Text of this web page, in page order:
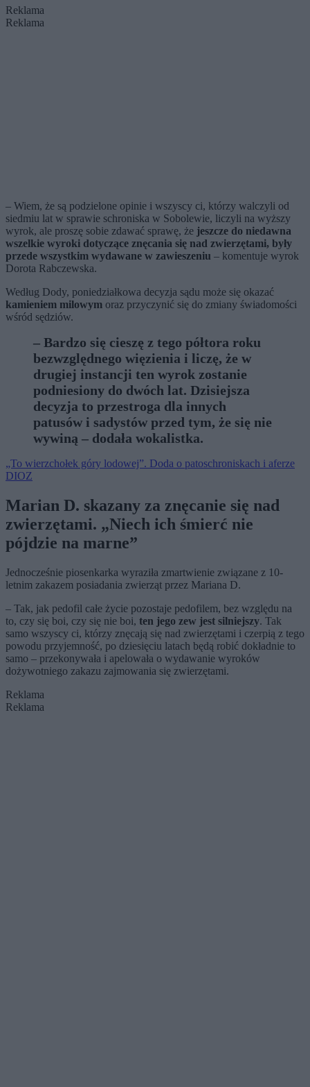
Reklama
Reklama
– Wiem, że są podzielone opinie i wszyscy ci, którzy walczyli od
siedmiu lat w sprawie schroniska w Sobolewie, liczyli na wyższy
wyrok, ale proszę sobie zdawać sprawę, że jeszcze do niedawna
wszelkie wyroki dotyczące znęcania się nad zwierzętami, były
przede wszystkim wydawane w zawieszeniu – komentuje wyrok
Dorota Rabczewska.
Według Dody, poniedziałkowa decyzja sądu może się okazać
kamieniem milowym oraz przyczynić się do zmiany świadomości
wśród sędziów.
– Bardzo się cieszę z tego półtora roku
bezwzględnego więzienia i liczę, że w
drugiej instancji ten wyrok zostanie
podniesiony do dwóch lat. Dzisiejsza
decyzja to przestroga dla innych
patusów i sadystów przed tym, że się nie
wywiną – dodała wokalistka.
„To wierzchołek góry lodowej”. Doda o patoschroniskach i aferze
DIOZ
Marian D. skazany za znęcanie się nad
zwierzętami. „Niech ich śmierć nie
pójdzie na marne”
Jednocześnie piosenkarka wyraziła zmartwienie związane z 10-
letnim zakazem posiadania zwierząt przez Mariana D.
– Tak, jak pedofil całe życie pozostaje pedofilem, bez względu na
to, czy się boi, czy się nie boi, ten jego zew jest silniejszy. Tak
samo wszyscy ci, którzy znęcają się nad zwierzętami i czerpią z tego
powodu przyjemność, po dziesięciu latach będą robić dokładnie to
samo – przekonywała i apelowała o wydawanie wyroków
dożywotniego zakazu zajmowania się zwierzętami.
Reklama
Reklama